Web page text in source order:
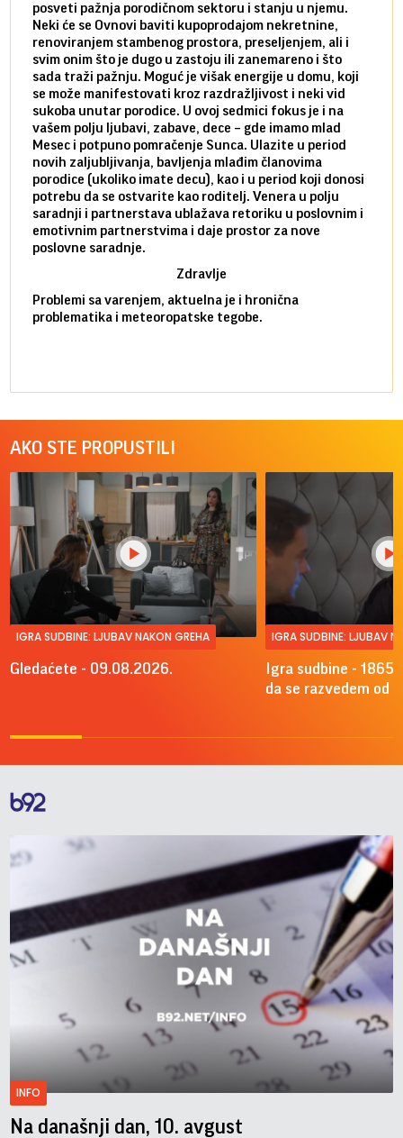
posveti pažnja porodičnom sektoru i stanju u njemu.
Neki će se Ovnovi baviti kupoprodajom nekretnine,
renoviranjem stambenog prostora, preseljenjem, ali i
svim onim što je dugo u zastoju ili zanemareno i što
sada traži pažnju. Moguć je višak energije u domu, koji
se može manifestovati kroz razdražljivost i neki vid
sukoba unutar porodice. U ovoj sedmici fokus je i na
vašem polju ljubavi, zabave, dece – gde imamo mlad
Mesec i potpuno pomračenje Sunca. Ulazite u period
novih zaljubljivanja, bavljenja mlađim članovima
porodice (ukoliko imate decu), kao i u period koji donosi
potrebu da se ostvarite kao roditelj. Venera u polju
saradnji i partnerstava ublažava retoriku u poslovnim i
emotivnim partnerstvima i daje prostor za nove
poslovne saradnje.
Zdravlje
Problemi sa varenjem, aktuelna je i hronična
problematika i meteoropatske tegobe.
AKO STE PROPUSTILI
IGRA SUDBINE: LJUBAV NAKON GREHA
Gledaćete - 09.08.2026.
IGRA SUDBINE: LJUBAV
Igra sudbine - 1865.
da se razvedem od
INFO
Na današnji dan, 10. avgust